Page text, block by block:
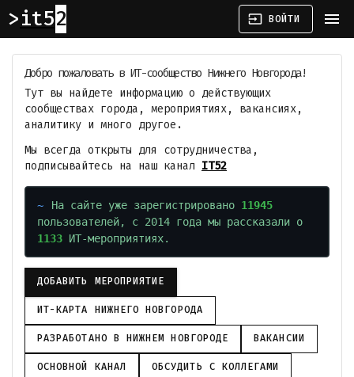
it52 input ВОЙТИ menu
Добро пожаловать в ИТ-сообщество Нижнего Новгорода!
Тут вы найдете информацию о действующих
сообществах города, мероприятиях, вакансиях,
аналитику и много другое.
Мы всегда открыты для сотрудничества,
подписывайтесь на наш канал IT52
На сайте уже зарегистрировано 11945
пользователей, с 2014 года мы рассказали о
1133 ИТ-мероприятиях.
ДОБАВИТЬ МЕРОПРИЯТИЕ
ИТ-КАРТА НИЖНЕГО НОВГОРОДА
РАЗРАБОТАНО В НИЖНЕМ НОВГОРОДЕ ВАКАНСИИ
ОСНОВНОЙ КАНАЛ ОБСУДИТЬ С КОЛЛЕГАМИ